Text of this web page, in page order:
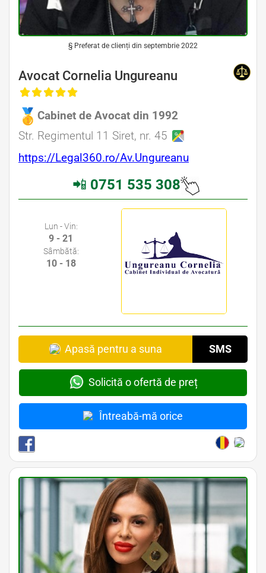
§ Preferat de clienți din septembrie 2022
Avocat Cornelia Ungureanu
Cabinet de Avocat din 1992
Str. Regimentul 11 Siret, nr. 45
https://Legal360.ro/Av.Ungureanu
📲 0751 535 308
Lun - Vin:
9 - 21
Sâmbătă:
10 - 18
Apasă pentru a suna SMS
Solicită o ofertă de preț
Întreabă-mă orice